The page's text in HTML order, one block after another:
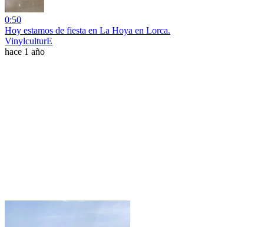
0:50
Hoy estamos de fiesta en La Hoya en Lorca.
VinylculturE
hace 1 año